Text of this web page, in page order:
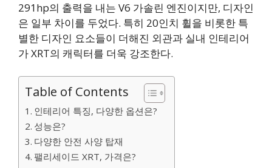
291hp의 출력을 내는 V6 가솔린 엔진이지만, 디자인
은 일부 차이를 두었다. 특히 20인치 휠을 비롯한 특
별한 디자인 요소들이 더해진 외관과 실내 인테리어
가 XRT의 캐릭터를 더욱 강조한다.
Table of Contents
인테리어 특징, 다양한 옵션은?
성능은?
다양한 안전 사양 탑재
팰리세이드 XRT, 가격은?